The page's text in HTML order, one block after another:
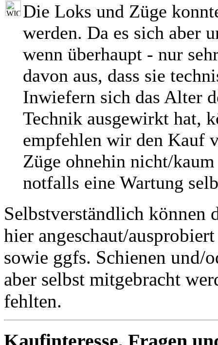
Die Loks und Züge
werden. Da es sich aber
wenn überhaupt - nur
davon aus, dass sie
Inwiefern sich das Alter
Technik ausgewirkt hat,
empfehlen wir den Kauf
Züge ohnehin nicht/
notfalls eine Wartung
Selbstverständlich
hier angeschaut/
sowie ggfs. Schienen und/
aber selbst mitgebracht
fehlten.